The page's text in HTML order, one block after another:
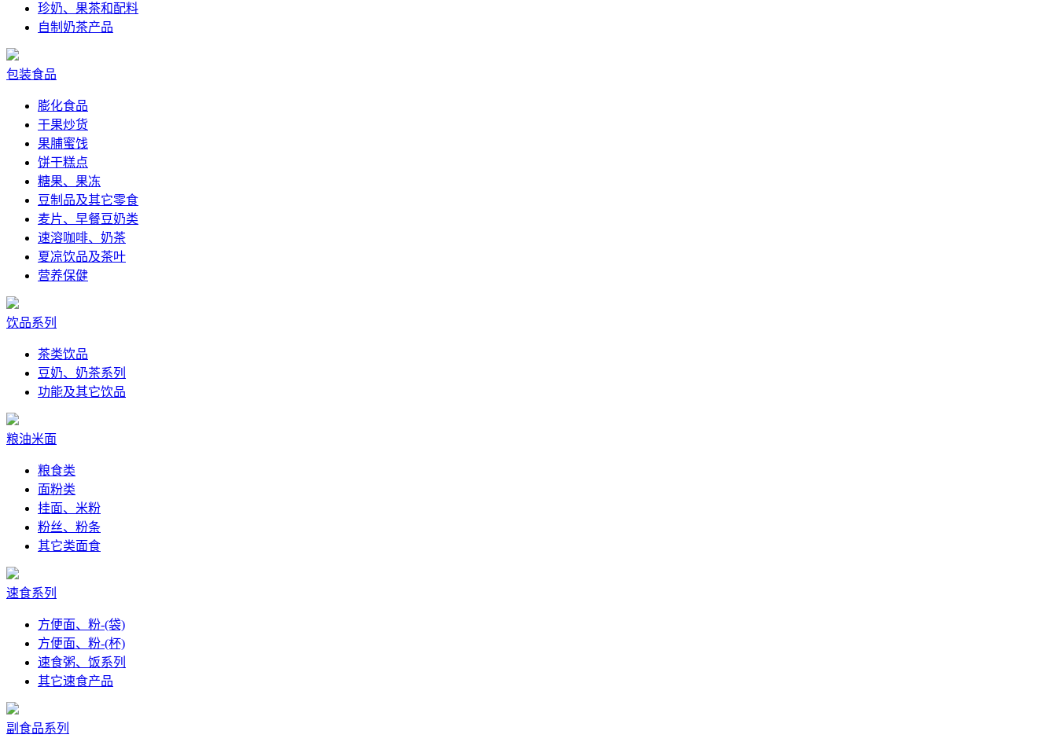
珍奶、果茶和配料
自制奶茶产品
包装食品
膨化食品
干果炒货
果脯蜜饯
饼干糕点
糖果、果冻
豆制品及其它零食
麦片、早餐豆奶类
速溶咖啡、奶茶
夏凉饮品及茶叶
营养保健
饮品系列
茶类饮品
豆奶、奶茶系列
功能及其它饮品
粮油米面
粮食类
面粉类
挂面、米粉
粉丝、粉条
其它类面食
速食系列
方便面、粉-(袋)
方便面、粉-(杯)
速食粥、饭系列
其它速食产品
副食品系列